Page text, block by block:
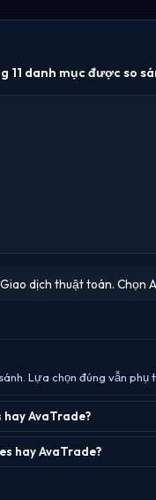
11 danh mục được so
dịch thuật toán.
Lựa chọn đúng vẫn
AvaTrade?
hay AvaTrade?